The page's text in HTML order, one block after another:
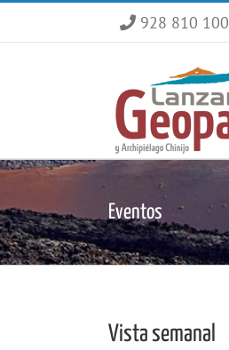
928 810 100
Eventos
Vista semanal